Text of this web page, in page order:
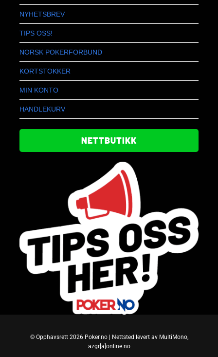
NYHETSBREV
TIPS OSS!
NORSK POKERFORBUND
KORTSTOKKER
MIN KONTO
HANDLEKURV
NETTBUTIKK
© Opphavsrett 2026 Poker.no | Nettsted levert av MultiMono,
azgr[a]online.no